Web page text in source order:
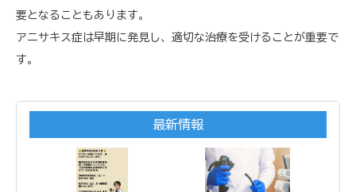
要となることもあります。
アニサキス症は早期に発見し、適切な治療を受けることが重要で
す。
最新情報